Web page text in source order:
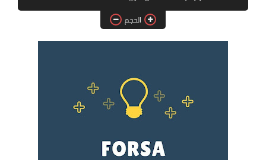
فرص عمل في العراق
فرص عمل في السودان
دورات تدريبية
الحجم